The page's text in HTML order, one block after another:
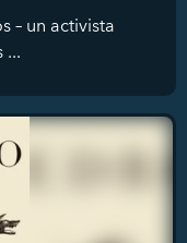
– un activista